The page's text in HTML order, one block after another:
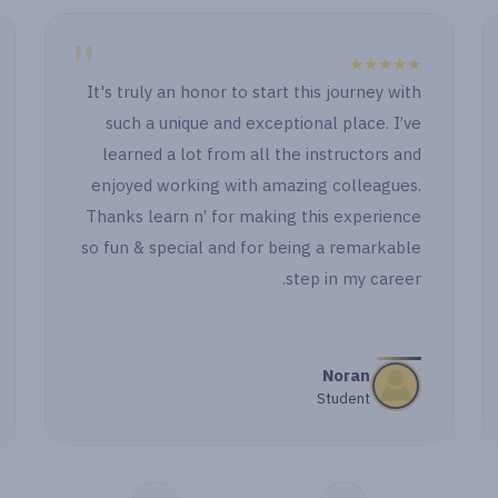
★★★★★
" الصراحة الدنيا حلوة جدا حصوصا انكو بتابعوا او باول
وكمان بعد ما خلصت اول جزء وجيت اشتغل ووقفت
قدامي حاجة رجعت اسأل اهتميتوا بالاسئلة وحاولتوا
تبقوا معايا خطوة خطوة بجد شكرا جدا "
مي اشرف
طالبة